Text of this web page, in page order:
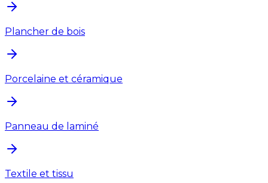
Plancher de bois
Porcelaine et céramique
Panneau de laminé
Textile et tissu